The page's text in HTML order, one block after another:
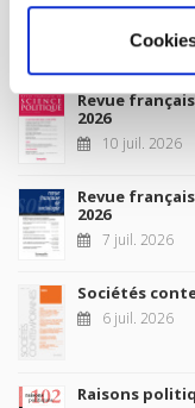
Nouveautés
Revue
2026
10 juil. 2026
Revue
2026
7 juil. 2026
Sociétés
6 juil. 2026
Raisons